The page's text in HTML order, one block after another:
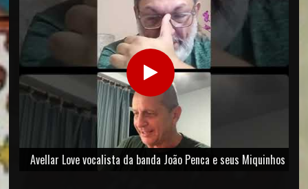
Avellar Love vocalista da banda João Penca e seus Miquinhos